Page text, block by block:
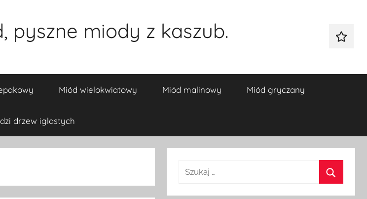
pyszne miody z kaszub. Galeria
Miód wielokwiatowy Miód malinowy Miód gryczany
drzew iglastych
Szukaj: